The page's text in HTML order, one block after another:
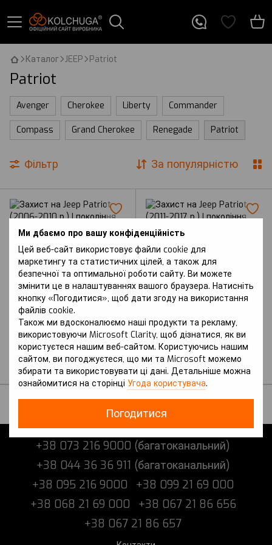
Ми дбаємо про вашу конфіденційність
Цей веб-сайт використовує файли cookie для
маркетингу та статистичних цілей, а також для
безпечної та оптимальної роботи сайту. Ви можете
змінити це в налаштуваннях вашого браузера. Натисніть
кнопку «Погодитися», щоб дати згоду на використання
файлів cookie.
Також ми вдосконалюємо наші продукти та рекламу,
використовуючи Microsoft Clarity, щоб дізнатися, як ви
користуєтеся нашим веб-сайтом. Користуючись нашим
сайтом, ви погоджуєтеся, що ми та Microsoft можемо
збирати та використовувати ці дані. Детальніше можна
ознайомитися на сторінці Угода користувача.
Погодитися
Каталог JEEP Patriot
Patriot
Avenger Cherokee Liberty Commander
Compass Grand Cherokee Renegade Patriot
Фільтр За популярністю
Артикул: Patriot (2006-2010 р.) I
покоління (MK74)
JEEP
Захист на Jeep Patriot
(2006-2010 р.) I
покоління (MK74)
В наявності
Артикул: Patriot (2011-2017 р.) I
Захист на Jeep Patriot
(2011-2017 р.) I покоління
(MK74) Рестайлінг
В наявності
+38 073 216 9000 (багатоканальний)
+38 044 36 36 911 (багатоканальний)
+38 095 216 9000
+38 099 21 69 000
+38 068 21 69 000
+38 067 21 86 656
+38 067 21 86 657